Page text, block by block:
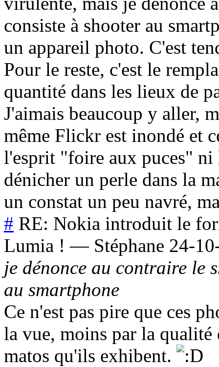
consiste à shooter au
un appareil photo. C'est
Pour le reste, c'est le
quantité dans les lieux de
J'aimais beaucoup y aller,
même Flickr est inondé et
l'esprit "foire aux puces"
dénicher un perle dans la
un constat un peu navré,
# RE: Nokia introduit le
Lumia ! — Stéphane 24-
je dénonce au contraire le
au smartphone
Ce n'est pas pire que ces
la vue, moins par la qualité
matos qu'ils exhibent.